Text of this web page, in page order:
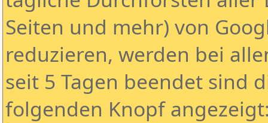
Seiten und mehr) von
reduzieren, werden bei
seit 5 Tagen beendet sind
folgenden Knopf